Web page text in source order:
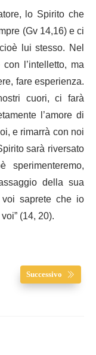
lo Spirito che
(Gv 14,16) e ci
lui stesso. Nel
l’intelletto, ma
fare esperienza.
cuori, ci farà
l’amore di
e rimarrà con noi
sarà riversato
della sua
saprete che io
(14, 20).
Successivo